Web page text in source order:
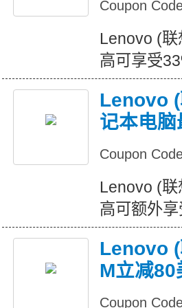
Coupon
Lenovo (
高可享受
Lenovo
记本电
Coupon
Lenovo (
高可额外
Lenovo
M立减80
Coupon